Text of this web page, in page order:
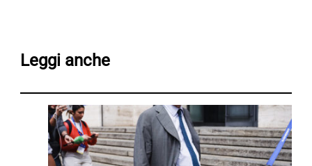
Leggi anche